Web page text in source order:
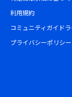
利用規約
コミュニティガイド
プライバシーポリシー